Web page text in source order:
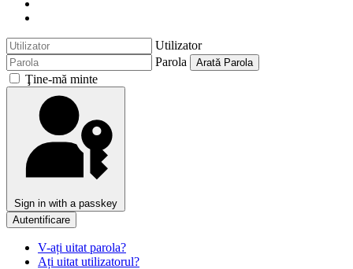
Utilizator
Parola
Arată Parola
Ţine-mă minte
Sign in with a passkey
Autentificare
V-ați uitat parola?
Ați uitat utilizatorul?